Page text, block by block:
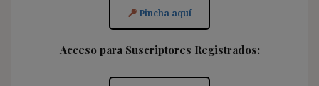
Pincha aquí
Acceso para Suscriptores Registrados: